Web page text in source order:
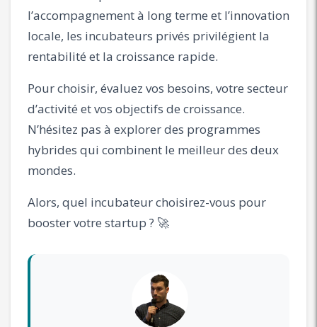
l’accompagnement à long terme et l’innovation
locale, les incubateurs privés privilégient la
rentabilité et la croissance rapide.
Pour choisir, évaluez vos besoins, votre secteur
d’activité et vos objectifs de croissance.
N’hésitez pas à explorer des programmes
hybrides qui combinent le meilleur des deux
mondes.
Alors, quel incubateur choisirez-vous pour
booster votre startup ? 🚀